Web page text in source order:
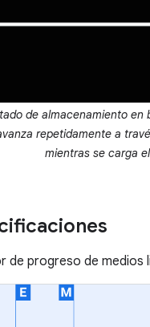
de almacenamiento en
repetidamente a
mientras se carga
de progreso de medios